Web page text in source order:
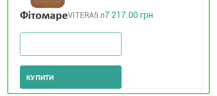
ФітомареVITERA5 л7 217.00 грн
КУПИТИ